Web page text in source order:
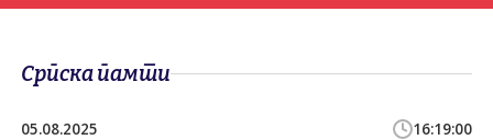
Српска памти
05.08.2025 16:19:00